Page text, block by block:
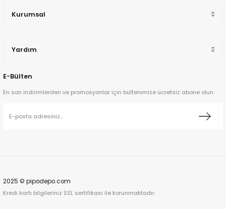
Kurumsal
Yardım
E-Bülten
En son indirimlerden ve promosyonlar için bültenimize ücretsiz abone olun.
2025 © pipodepo.com
Kredi kartı bilgileriniz SSL sertifikası ile korunmaktadır.